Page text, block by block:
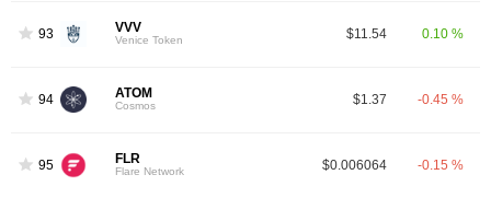
93 VVV
Venice Token $11.54 0.10 %
94 ATOM
Cosmos $1.37 -0.45 %
95 FLR
Flare Network $0.006064 -0.15 %